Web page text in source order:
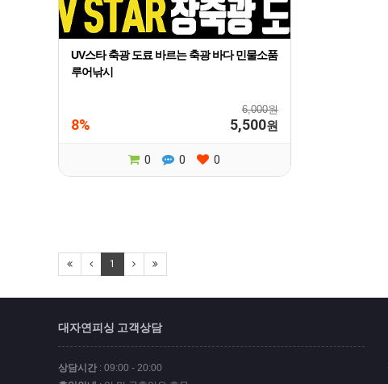
UV스타 축광 도료 바르는 축광 바다 민물소품
루어낚시
6,000원
8% 5,500원
0 0 0
1
대자연피싱 고객상담
상담시간 : 09:00 - 20:00